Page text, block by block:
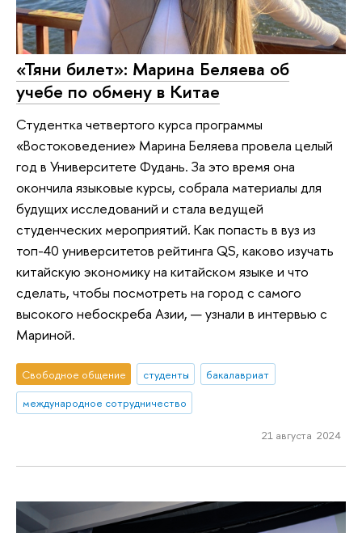
«Тяни билет»: Марина Беляева об
учебе по обмену в Китае
Студентка четвертого курса программы
«Востоковедение» Марина Беляева провела целый
год в Университете Фудань. За это время она
окончила языковые курсы, собрала материалы для
будущих исследований и стала ведущей
студенческих мероприятий. Как попасть в вуз из
топ-40 университетов рейтинга QS, каково изучать
китайскую экономику на китайском языке и что
сделать, чтобы посмотреть на город с самого
высокого небоскреба Азии, — узнали в интервью с
Мариной.
Свободное общение студенты
бакалавриат
международное сотрудничество
21 августа 2024